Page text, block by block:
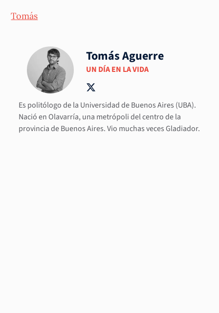
Tomás
Tomás Aguerre
UN DÍA EN LA VIDA
Es politólogo de la Universidad de Buenos Aires (UBA).
Nació en Olavarría, una metrópoli del centro de la
provincia de Buenos Aires. Vio muchas veces Gladiador.